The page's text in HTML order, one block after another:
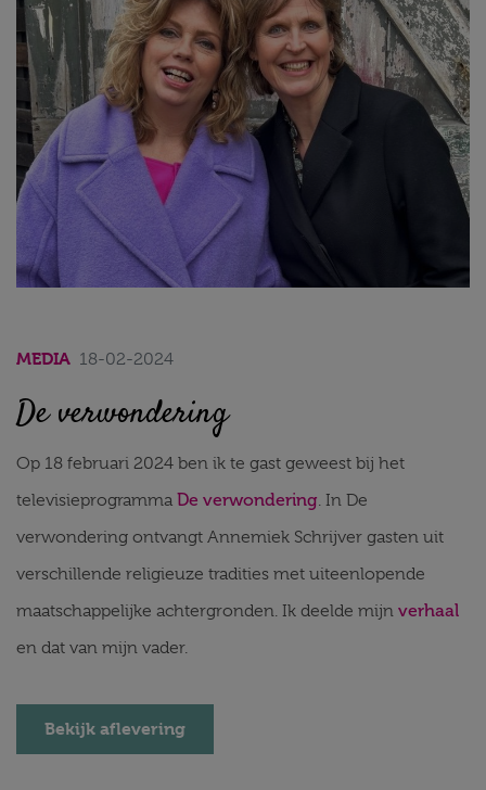
MEDIA 18-02-2024
De verwondering
Op 18 februari 2024 ben ik te gast geweest bij het
televisieprogramma De verwondering. In De
verwondering ontvangt Annemiek Schrijver gasten uit
verschillende religieuze tradities met uiteenlopende
maatschappelijke achtergronden. Ik deelde mijn verhaal
en dat van mijn vader.
Bekijk aflevering